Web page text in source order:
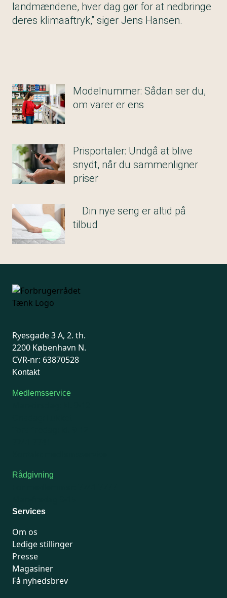
landmændene, hver dag gør for at nedbringe
deres klimaaftryk,” siger Jens Hansen.
Modelnummer: Sådan ser du,
om varer er ens
Prisportaler: Undgå at blive
snydt, når du sammenligner
priser
Din nye seng er altid på
tilbud
Ryesgade 3 A, 2. th.
2200 København N.
CVR-nr: 63870528
Kontakt
Medlemsservice
Rådgivning
Services
Om os
Ledige stillinger
Presse
Magasiner
Få nyhedsbrev